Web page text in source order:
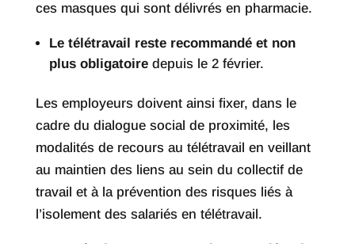
ces masques qui sont délivrés en pharmacie.
Le télétravail reste recommandé et non
plus obligatoiredepuis le 2 février.
Les employeurs doivent ainsi fixer, dans le
cadre du dialogue social de proximité, les
modalités de recours au télétravail en veillant
au maintien des liens au sein du collectif de
travail et à la prévention des risques liés à
l’isolement des salariés en télétravail.